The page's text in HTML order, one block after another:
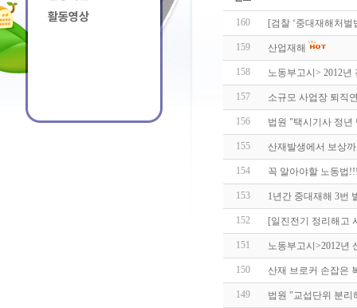
활동영상
160 [검찰 ‘중대재해처
159 산업재해
158 노동부고시> 2012
157 소규모 사업장 퇴직
156 법원 "택시기사 정년
155 산재발생에서 보상
154 꼭 알아야할 노동법
153 1년간 중대재해 3번
152 [일진전기 정리해고
151 노동부고시>2012년
150 산재 브로커 손잡은
149 법원 "교섭단위 분